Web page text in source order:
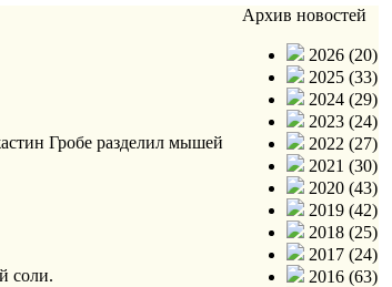
Гробе разделил мышей
соли.
Архив новостей
2026 (20)
2025 (33)
2024 (29)
2023 (24)
2022 (27)
2021 (30)
2020 (43)
2019 (42)
2018 (25)
2017 (24)
2016 (63)